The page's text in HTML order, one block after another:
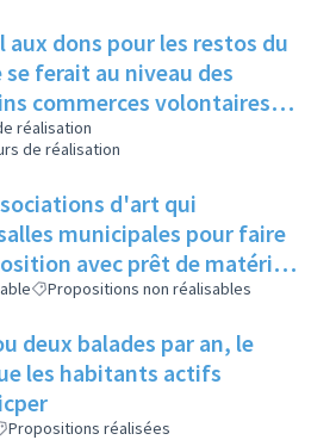
aux dons pour les restos du
commerces volontaires
du bien-manger
réalisation
de réalisation
d'art qui
municipales pour faire
avec prêt de matériel
Propositions non réalisables
deux balades par an, le
les habitants actifs
Propositions réalisées